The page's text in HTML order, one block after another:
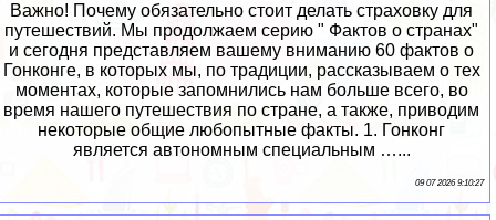
Важно! Почему обязательно стоит делать страховку для
путешествий. Мы продолжаем серию " Фактов о странах"
и сегодня представляем вашему вниманию 60 фактов о
Гонконге, в которых мы, по традиции, рассказываем о тех
моментах, которые запомнились нам больше всего, во
время нашего путешествия по стране, а также, приводим
некоторые общие любопытные факты. 1. Гонконг
является автономным специальным …...
09 07 2026 9:10:27